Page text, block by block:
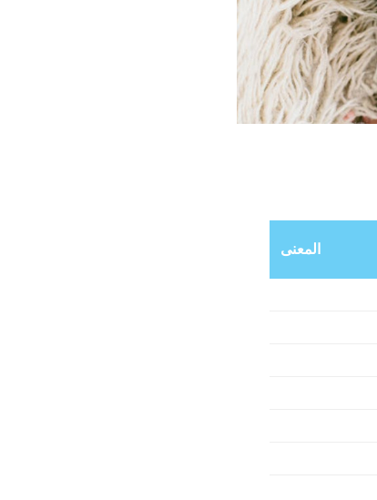
المعنى